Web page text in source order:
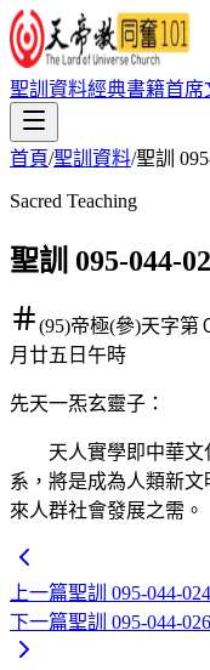
聖訓資料經典書籍首席
首頁/聖訓資料/聖訓
Sacred Teaching
聖訓 095-044-
(95)帝極(參)天字第
月廿五日午時
先天一炁玄靈子 ：
天人實學即中華文
系，將是成為人類新
來人群社會發展之需。
上一篇聖訓 095-044-024
下一篇聖訓 095-044-026